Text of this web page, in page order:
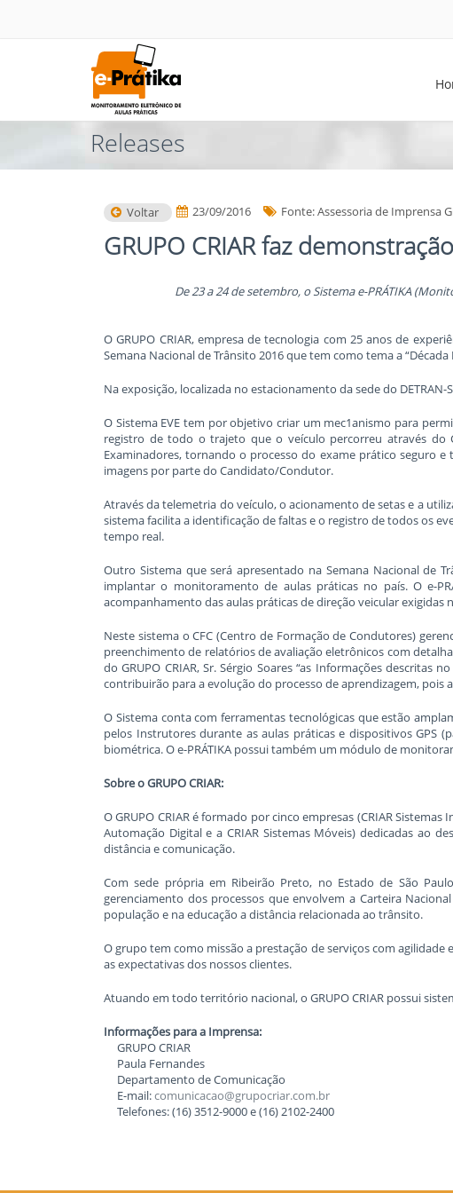
Releases
Voltar 23/09/2016 Fonte: Assessoria de Imprensa
GRUPO CRIAR faz
De 23 a 24 de setembro, o Sistema e-PRÁTIKA
O GRUPO CRIAR, empresa de tecnologia com 25 anos de
Semana Nacional de Trânsito 2016 que tem como tema a
Na exposição, localizada no estacionamento da sede do
O Sistema EVE tem por objetivo criar um mec1anismo para
registro de todo o trajeto que o veículo percorreu através do
Examinadores, tornando o processo do exame prático seguro
imagens por parte do Candidato/Condutor.
Através da telemetria do veículo, o acionamento de setas e a
sistema facilita a identificação de faltas e o registro de todos os
tempo real.
Outro Sistema que será apresentado na Semana Nacional de
implantar o monitoramento de aulas práticas no país. O e-
acompanhamento das aulas práticas de direção veicular
Neste sistema o CFC (Centro de Formação de Condutores)
preenchimento de relatórios de avaliação eletrônicos com
do GRUPO CRIAR, Sr. Sérgio Soares “as Informações
contribuirão para a evolução do processo de aprendizagem, pois
O Sistema conta com ferramentas tecnológicas que estão
pelos Instrutores durante as aulas práticas e dispositivos GPS
biométrica. O e-PRÁTIKA possui também um módulo de
Sobre o GRUPO CRIAR:
O GRUPO CRIAR é formado por cinco empresas (CRIAR
Automação Digital e a CRIAR Sistemas Móveis) dedicadas ao
distância e comunicação.
Com sede própria em Ribeirão Preto, no Estado de São
gerenciamento dos processos que envolvem a Carteira
população e na educação a distância relacionada ao trânsito.
O grupo tem como missão a prestação de serviços com
as expectativas dos nossos clientes.
Atuando em todo território nacional, o GRUPO CRIAR possui
Informações para a Imprensa:
GRUPO CRIAR
Paula Fernandes
Departamento de Comunicação
E-mail:comunicacao@grupocriar.com.br
Telefones: (16) 3512-9000 e (16) 2102-2400